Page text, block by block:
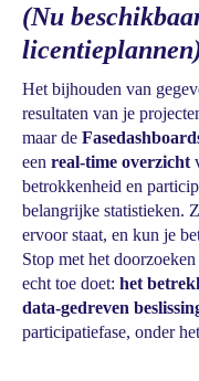
(Nu
Het bijhouden van
resultaten van je
maar de
een real-time overzicht
betrokkenheid en
belangrijke statistieken.
ervoor staat, en kun je
Stop met het
echt toe doet: het
data-gedreven
participatiefase, onder